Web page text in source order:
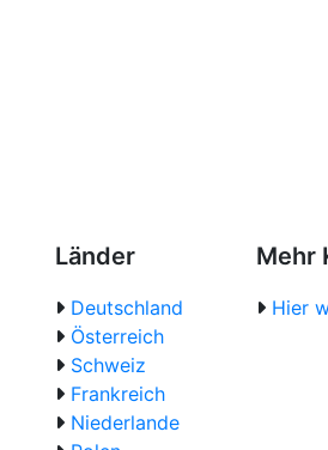
Länder
Deutschland
Österreich
Schweiz
Frankreich
Niederlande
Mehr
Hier